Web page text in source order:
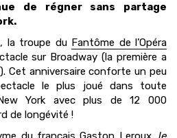
de régner sans partage
la troupe du Fantôme de l’Opéra
sur Broadway (la première a
Cet anniversaire conforte un peu
le plus joué dans toute
York avec plus de 12 000
de longévité !